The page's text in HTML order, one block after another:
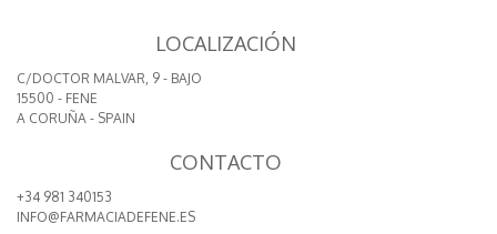
LOCALIZACIÓN
C/DOCTOR MALVAR, 9 - BAJO
15500 - FENE
A CORUÑA - SPAIN
CONTACTO
+34 981 340153
INFO@FARMACIADEFENE.ES